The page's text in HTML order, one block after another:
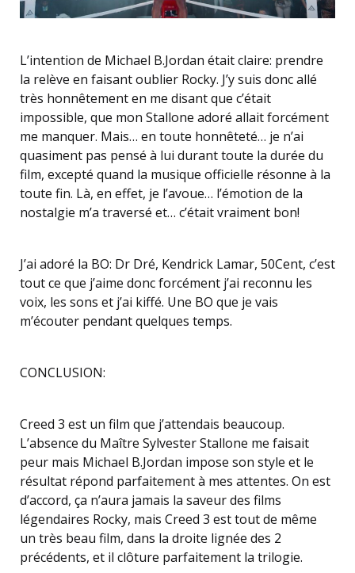
L’intention de Michael B.Jordan était claire: prendre
la relève en faisant oublier Rocky. J’y suis donc allé
très honnêtement en me disant que c’était
impossible, que mon Stallone adoré allait forcément
me manquer. Mais… en toute honnêteté… je n’ai
quasiment pas pensé à lui durant toute la durée du
film, excepté quand la musique officielle résonne à la
toute fin. Là, en effet, je l’avoue… l’émotion de la
nostalgie m’a traversé et… c’était vraiment bon!
J’ai adoré la BO: Dr Dré, Kendrick Lamar, 50Cent, c’est
tout ce que j’aime donc forcément j’ai reconnu les
voix, les sons et j’ai kiffé. Une BO que je vais
m’écouter pendant quelques temps.
CONCLUSION:
Creed 3 est un film que j’attendais beaucoup.
L’absence du Maître Sylvester Stallone me faisait
peur mais Michael B.Jordan impose son style et le
résultat répond parfaitement à mes attentes. On est
d’accord, ça n’aura jamais la saveur des films
légendaires Rocky, mais Creed 3 est tout de même
un très beau film, dans la droite lignée des 2
précédents, et il clôture parfaitement la trilogie.